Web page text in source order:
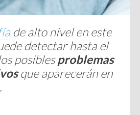
de alto nivel en este
detectar hasta el
posiblesproblemas
que aparecerán en
.